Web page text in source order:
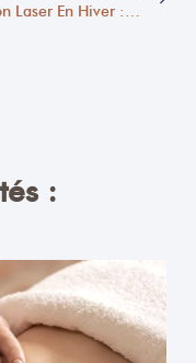
Épilation Laser En Hiver : Le Moment Idéal Pour Une Peau Douce Et Sans Contraintes
: